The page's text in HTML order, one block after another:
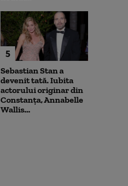
5
Sebastian Stan a
devenit tată. Iubita
actorului originar din
Constanța, Annabelle
Wallis...